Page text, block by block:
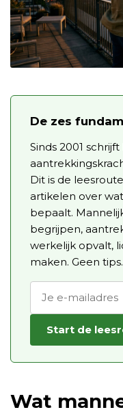
De zes
Sinds 2001
Dit is de
artikelen over
bepaalt.
begrijpen,
werkelijk opvalt,
maken. Geen
Start de
Wat